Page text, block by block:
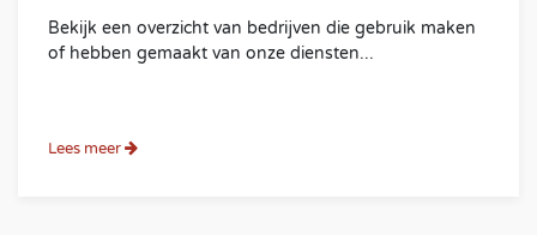
Bekijk een overzicht van bedrijven die gebruik maken
of hebben gemaakt van onze diensten...
Lees meer